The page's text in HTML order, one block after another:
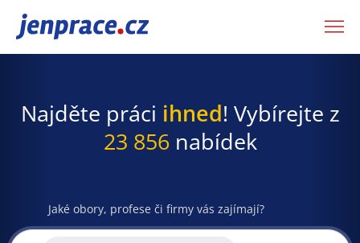
JenPráce.cz
Najděte práci ihned! Vybírejte z
23 856nabídek
Jaké obory, profese či firmy vás zajímají?